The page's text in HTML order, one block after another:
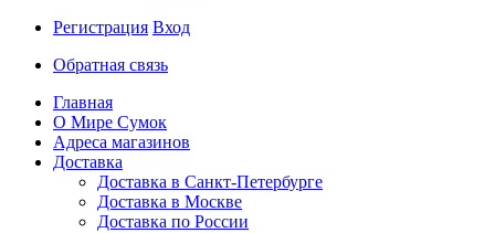
Регистрация Вход
Обратная связь
Главная
О Мире Сумок
Адреса магазинов
Доставка
Доставка в Санкт-Петербурге
Доставка в Москве
Доставка по России